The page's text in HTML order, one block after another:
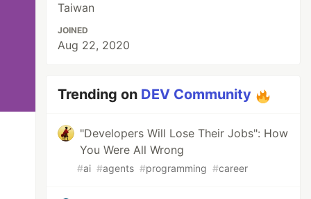
Taiwan
JOINED
Aug 22, 2020
Trending on DEV Community
"Developers Will Lose Their Jobs": How
You Were All Wrong
#ai #agents #programming #career